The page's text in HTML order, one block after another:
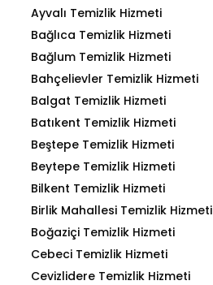
Ayvalı Temizlik Hizmeti
Bağlıca Temizlik Hizmeti
Bağlum Temizlik Hizmeti
Bahçelievler Temizlik Hizmeti
Balgat Temizlik Hizmeti
Batıkent Temizlik Hizmeti
Beştepe Temizlik Hizmeti
Beytepe Temizlik Hizmeti
Bilkent Temizlik Hizmeti
Birlik Mahallesi Temizlik Hizmeti
Boğaziçi Temizlik Hizmeti
Cebeci Temizlik Hizmeti
Cevizlidere Temizlik Hizmeti